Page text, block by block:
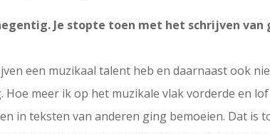
Je stopte toen met het schrijven
een muzikaal talent heb en daarnaast ook
meer ik op het muzikale vlak vorderde en
in teksten van anderen ging bemoeien. Dat is